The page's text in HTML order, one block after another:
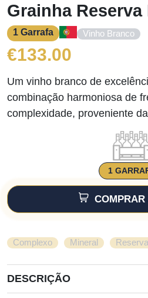
Grainha Reserva
1 Garrafa Vinho Branco
€133.00
Um vinho branco de
combinação harmoniosa de
complexidade, proveniente
1
Complexo Mineral Reserva
DESCRIÇÃO